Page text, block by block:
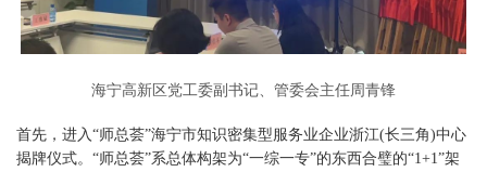
海宁高新区党工委副书记、管委会主任周青锋
首先，进入“师总荟”海宁市知识密集型服务业企业浙江(长三角)中心
揭牌仪式。“师总荟”系总体构架为“一综一专”的东西合璧的“1+1”架